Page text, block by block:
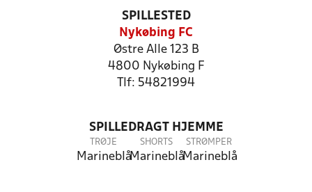
SPILLESTED
Nykøbing FC
Østre Alle 123 B
4800 Nykøbing F
Tlf: 54821994
SPILLEDRAGT HJEMME
TRØJE
Marineblå
SHORTS
Marineblå
STRØMPER
Marineblå